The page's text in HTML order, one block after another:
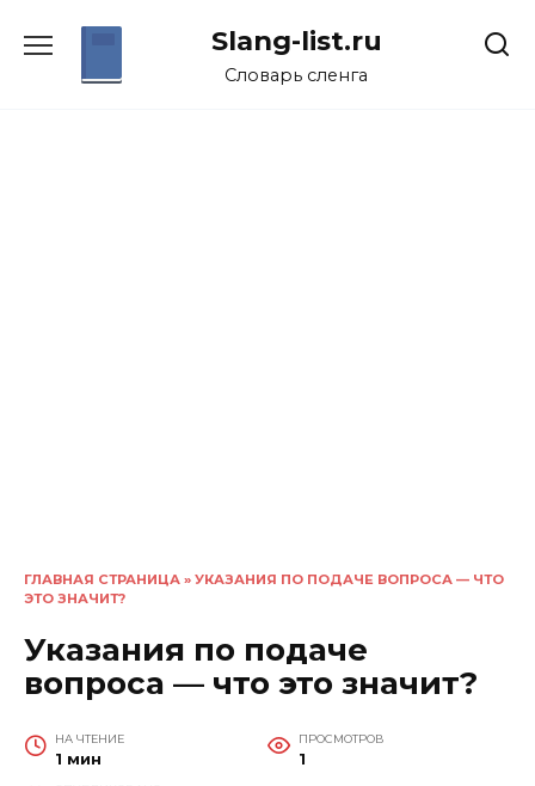
Slang-list.ru
Словарь сленга
ГЛАВНАЯ СТРАНИЦА » УКАЗАНИЯ ПО ПОДАЧЕ ВОПРОСА — ЧТО
ЭТО ЗНАЧИТ?
Указания по подаче
вопроса — что это значит?
НА ЧТЕНИЕ
1 мин
ПРОСМОТРОВ
1